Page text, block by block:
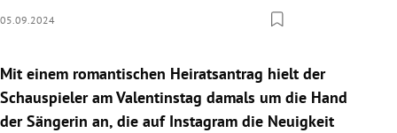
05.09.2024
Mit einem romantischen Heiratsantrag hielt der
Schauspieler amValentinstag damals um die Hand
der Sängerin an, die auf Instagram die Neuigkeit